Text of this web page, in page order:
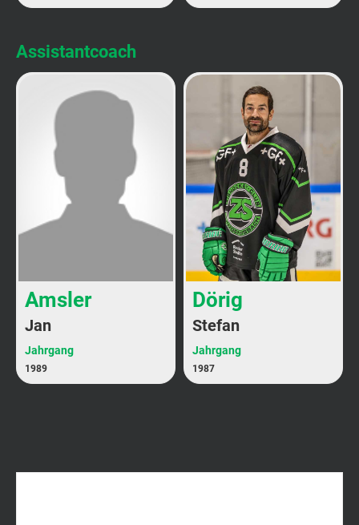
Assistantcoach
Amsler
Jan
Jahrgang
1989
Dörig
Stefan
Jahrgang
1987